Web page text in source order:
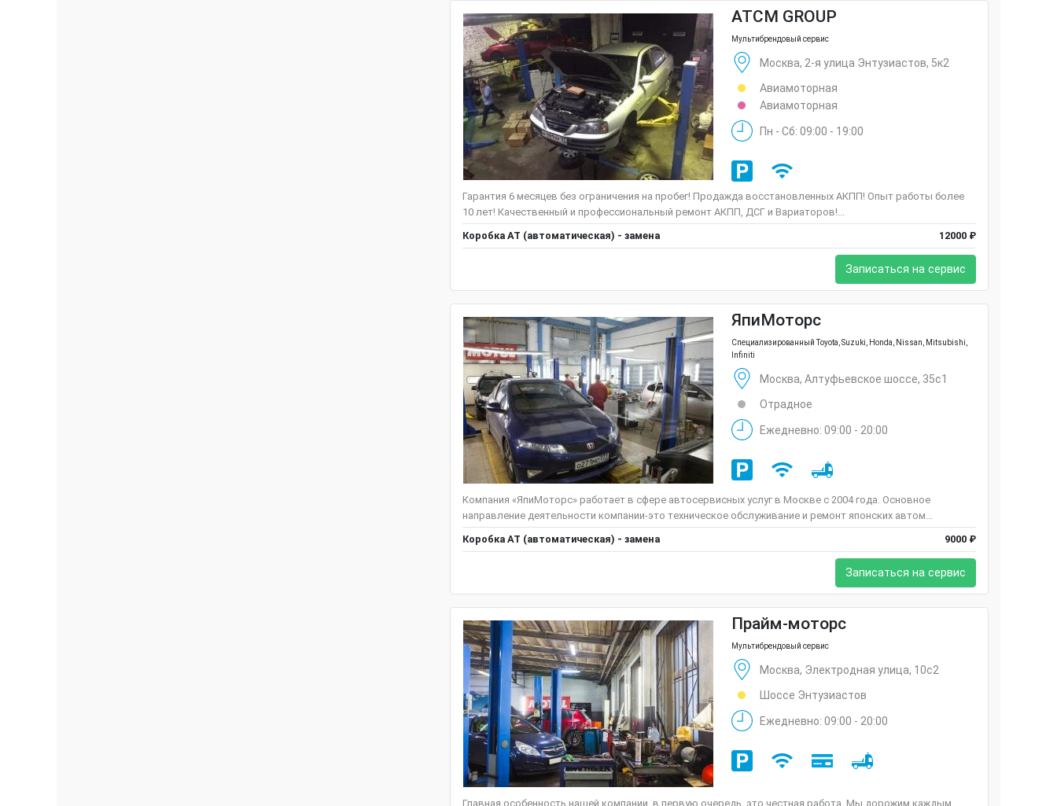
ATCM GROUP
Мультибрендовый сервис
Москва, 2-я улица Энтузиастов, 5к2
Авиамоторная
Авиамоторная
Пн - Сб: 09:00 - 19:00
Гарантия 6 месяцев без ограничения на пробег! Продажда восстановленных АКПП! Опыт работы более
10 лет! Качественный и профессиональный ремонт АКПП, ДСГ и Вариаторов!...
Коробка АТ (автоматическая) - замена
12000 ₽
Записаться на сервис
ЯпиМоторс
Специализированный Toyota, Suzuki, Honda, Nissan, Mitsubishi,
Infiniti
Москва, Алтуфьевское шоссе, 35с1
Отрадное
Ежедневно: 09:00 - 20:00
Компания «ЯпиМоторс» работает в сфере автосервисных услуг в Москве с 2004 года. Основное
направление деятельности компании-это техническое обслуживание и ремонт японских автом...
Коробка АТ (автоматическая) - замена
9000 ₽
Записаться на сервис
Прайм-моторс
Мультибрендовый сервис
Москва, Электродная улица, 10с2
Шоссе Энтузиастов
Ежедневно: 09:00 - 20:00
Главная особенность нашей компании, в первую очередь, это честная работа. Мы дорожим каждым